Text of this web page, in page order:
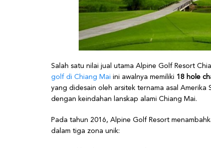
Salah satu nilai jual utama Alpine Golf Resort
golf di Chiang Mai ini awalnya memiliki 18 hole
yang didesain oleh arsitek ternama asal Amerika
dengan keindahan lanskap alami Chiang Mai.
Pada tahun 2016, Alpine Golf Resort
dalam tiga zona unik: